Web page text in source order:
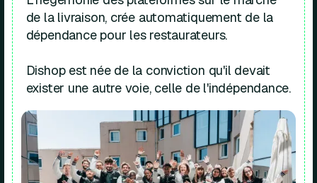
de la livraison, crée automatiquement de la
dépendance pour les restaurateurs.
Dishop est née de la conviction qu'il devait
exister une autre voie, celle de l'indépendance.